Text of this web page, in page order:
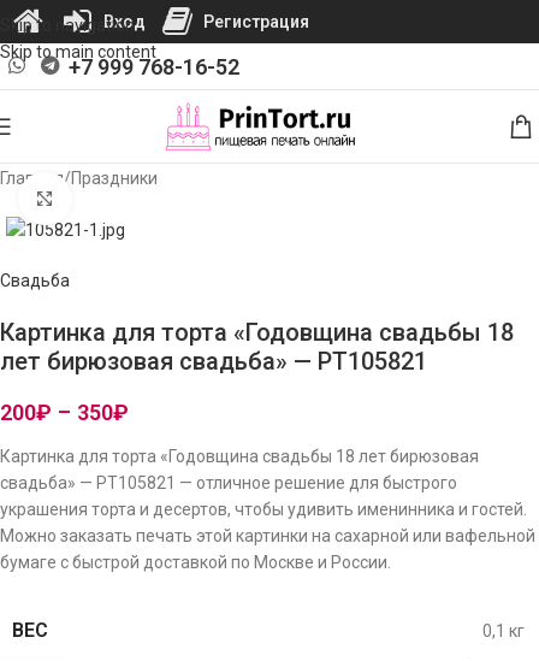
Skip to navigation
Skip to main content
+7 999 768-16-52
Главная/Праздники
Свадьба
Картинка для торта «Годовщина свадьбы 18
лет бирюзовая свадьба» — PT105821
200₽ – 350₽
Картинка для торта «Годовщина свадьбы 18 лет бирюзовая
свадьба» — PT105821 — отличное решение для быстрого
украшения торта и десертов, чтобы удивить именинника и гостей.
Можно заказать печать этой картинки на сахарной или вафельной
бумаге с быстрой доставкой по Москве и России.
ВЕС 0,1 кг
Вход Регистрация